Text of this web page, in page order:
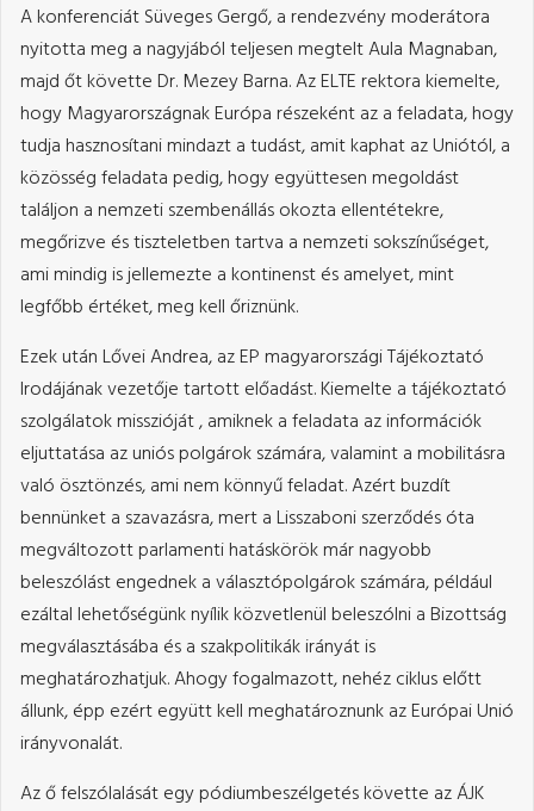
A konferenciát Süveges Gergő, a rendezvény moderátora
nyitotta meg a nagyjából teljesen megtelt Aula Magnaban,
majd őt követte Dr. Mezey Barna. Az ELTE rektora kiemelte,
hogy Magyarországnak Európa részeként az a feladata, hogy
tudja hasznosítani mindazt a tudást, amit kaphat az Uniótól, a
közösség feladata pedig, hogy együttesen megoldást
találjon a nemzeti szembenállás okozta ellentétekre,
megőrizve és tiszteletben tartva a nemzeti sokszínűséget,
ami mindig is jellemezte a kontinenst és amelyet, mint
legfőbb értéket, meg kell őriznünk.
Ezek után Lővei Andrea, az EP magyarországi Tájékoztató
Irodájának vezetője tartott előadást. Kiemelte a tájékoztató
szolgálatok misszióját , amiknek a feladata az információk
eljuttatása az uniós polgárok számára, valamint a mobilitásra
való ösztönzés, ami nem könnyű feladat. Azért buzdít
bennünket a szavazásra, mert a Lisszaboni szerződés óta
megváltozott parlamenti hatáskörök már nagyobb
beleszólást engednek a választópolgárok számára, például
ezáltal lehetőségünk nyílik közvetlenül beleszólni a Bizottság
megválasztásába és a szakpolitikák irányát is
meghatározhatjuk. Ahogy fogalmazott, nehéz ciklus előtt
állunk, épp ezért együtt kell meghatároznunk az Európai Unió
irányvonalát.
Az ő felszólalását egy pódiumbeszélgetés követte az ÁJK